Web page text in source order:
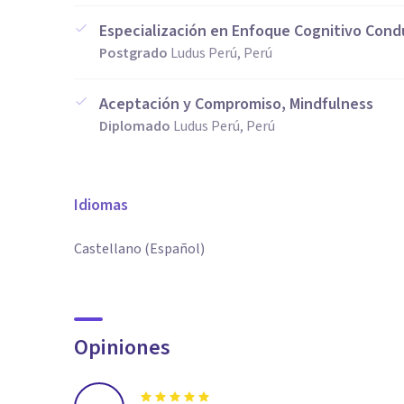
Especialización en Enfoque Cognitivo
Postgrado Ludus Perú, Perú
Aceptación y Compromiso, Mindfulness
Diplomado Ludus Perú, Perú
Idiomas
Castellano (Español)
Opiniones